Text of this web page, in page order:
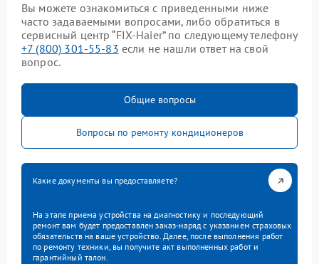
Вы можете ознакомиться с приведенными ниже
часто задаваемыми вопросами, либо обратиться в
сервисный центр “FIX-Haier” по следующему телефону
+7 (800) 301-55-83 если не нашли ответ на свой
вопрос.
Общие вопросы
Вопросы по ремонту кондиционеров
Какие документы вы предоставляете?
На этапе приема устройства на диагностику и последующий
ремонт вам будет предоставлен заказ-наряд с указанием страховых
обязательств на ваше устройство. Далее, после выполнения работ
по ремонту техники, вы получите акт выполненных работ и
гарантийный талон.